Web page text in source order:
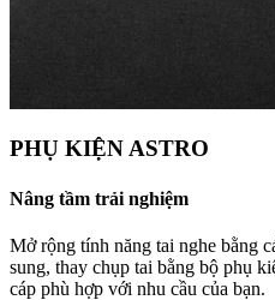
PHỤ KIỆN ASTRO
Nâng tầm trải nghiệm
Mở rộng tính năng tai nghe bằng
sung, thay chụp tai bằng bộ phụ
cáp phù hợp với nhu cầu của bạn.